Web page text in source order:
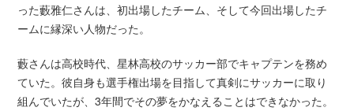
った藪雅仁さんは、初出場したチーム、そして今回出場したチ
ームに縁深い人物だった。
藪さんは高校時代、星林高校のサッカー部でキャプテンを務め
ていた。彼自身も選手権出場を目指して真剣にサッカーに取り
組んでいたが、3年間でその夢をかなえることはできなかった。